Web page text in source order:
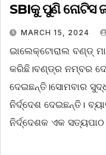
SBIକୁ ପୁଣି ନୋଟିସ
MARCH 15, 2024
ଇାଲେକ୍ଟୋରାଲ ବଣ୍ଡ୍‌
କରିଛି।ବଣ୍ଡ୍‌ର ନମ୍ବର
ଦେଇଛନ୍ତି।ସୋମବାର
ନିର୍ଦ୍ଦେଶ ଦେଇଛନ୍ତି।
ନିର୍ଦ୍ଦେଶକ ଏକ